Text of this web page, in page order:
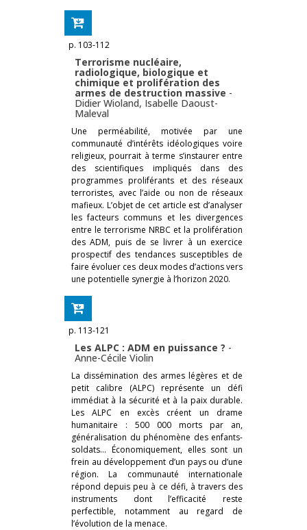
p. 103-112
Terrorisme nucléaire,
radiologique, biologique et
chimique et prolifération des
armes de destruction massive -
Didier Wioland, Isabelle Daoust-
Maleval
Une perméabilité, motivée par une
communauté d’intérêts idéologiques voire
religieux, pourrait à terme s’instaurer entre
des scientifiques impliqués dans des
programmes proliférants et des réseaux
terroristes, avec l’aide ou non de réseaux
mafieux. L’objet de cet article est d’analyser
les facteurs communs et les divergences
entre le terrorisme NRBC et la prolifération
des ADM, puis de se livrer à un exercice
prospectif des tendances susceptibles de
faire évoluer ces deux modes d’actions vers
une potentielle synergie à l’horizon 2020.
p. 113-121
Les ALPC : ADM en puissance ? -
Anne-Cécile Violin
La dissémination des armes légères et de
petit calibre (ALPC) représente un défi
immédiat à la sécurité et à la paix durable.
Les ALPC en excès créent un drame
humanitaire : 500 000 morts par an,
généralisation du phénomène des enfants-
soldats… Économiquement, elles sont un
frein au développement d’un pays ou d’une
région. La communauté internationale
répond depuis peu à ce défi, à travers des
instruments dont l’efficacité reste
perfectible, notamment au regard de
l’évolution de la menace.